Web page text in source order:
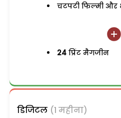
चटपटी फिल्मी और
24 प्रिंट मैगजीन
डिजिटल (1 महीना)